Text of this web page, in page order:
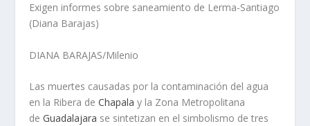
Exigen informes sobre saneamiento de Lerma-Santiago
(Diana Barajas)
DIANA BARAJAS/Milenio
Las muertes causadas por la contaminación del agua
en la Ribera deChapala y la Zona Metropolitana
deGuadalajara se sintetizan en el simbolismo de tres